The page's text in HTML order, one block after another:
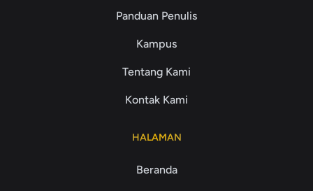
Panduan Penulis
Kampus
Tentang Kami
Kontak Kami
HALAMAN
Beranda